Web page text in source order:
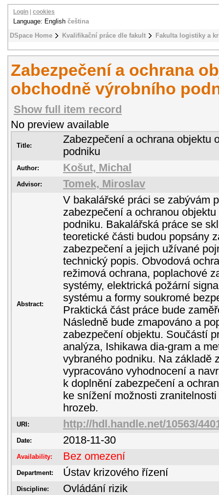
DSpace Home Kvalifikační práce dle fakult Fakulta logistiky a
Login cookies
Language: English čeština
Zabezpečení a ochrana
obchodně výrobního
Show full item record
No preview available
Title:
Zabezpečení a ochrana objektu
podniku
Author: Košut, Michal
Advisor: Tomek, Miroslav
Abstract:
V bakalářské práci se zabývám
zabezpečení a ochranou
podniku. Bakalářská práce se
teoretické části budou popsány
zabezpečení a jejich užívané
technický popis. Obvodová
režimová ochrana, poplachové
systémy, elektrická požární
systému a formy soukromé
Praktická část práce bude
Následně bude zmapováno a
zabezpečení objektu. Součástí
analýza, Ishikawa dia-gram a
vybraného podniku. Na základě
vypracováno vyhodnocení a
k doplnění zabezpečení a
ke snížení možnosti
hrozeb.
URI: http://hdl.handle.net/10563/
Date: 2018-11-30
Availability: Bez omezení
Department: Ústav krizového řízení
Discipline: Ovládání rizik